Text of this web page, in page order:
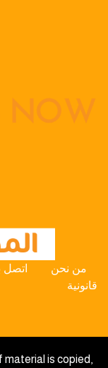
من نحن اتصل
قانونية
material is copied,